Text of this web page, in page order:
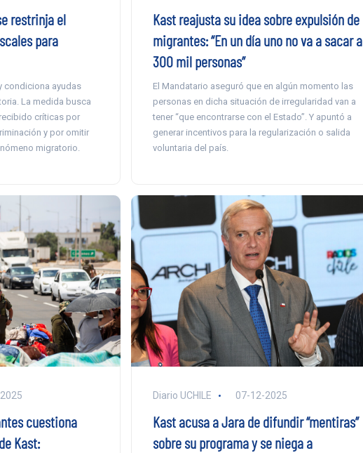
restrinja el
para
condiciona ayudas
La medida busca
críticas por
y por omitir
migratorio.
Kast reajusta su idea sobre expulsión de
migrantes: “En un día uno no va a sacar a
300 mil personas”
El Mandatario aseguró que en algún momento las
personas en dicha situación de irregularidad van a
tener “que encontrarse con el Estado”. Y apuntó a
generar incentivos para la regularización o salida
voluntaria del país.
cuestiona
Kast:
Diario UCHILE 07-12-2025
Kast acusa a Jara de difundir “mentiras”
sobre su programa y se niega a